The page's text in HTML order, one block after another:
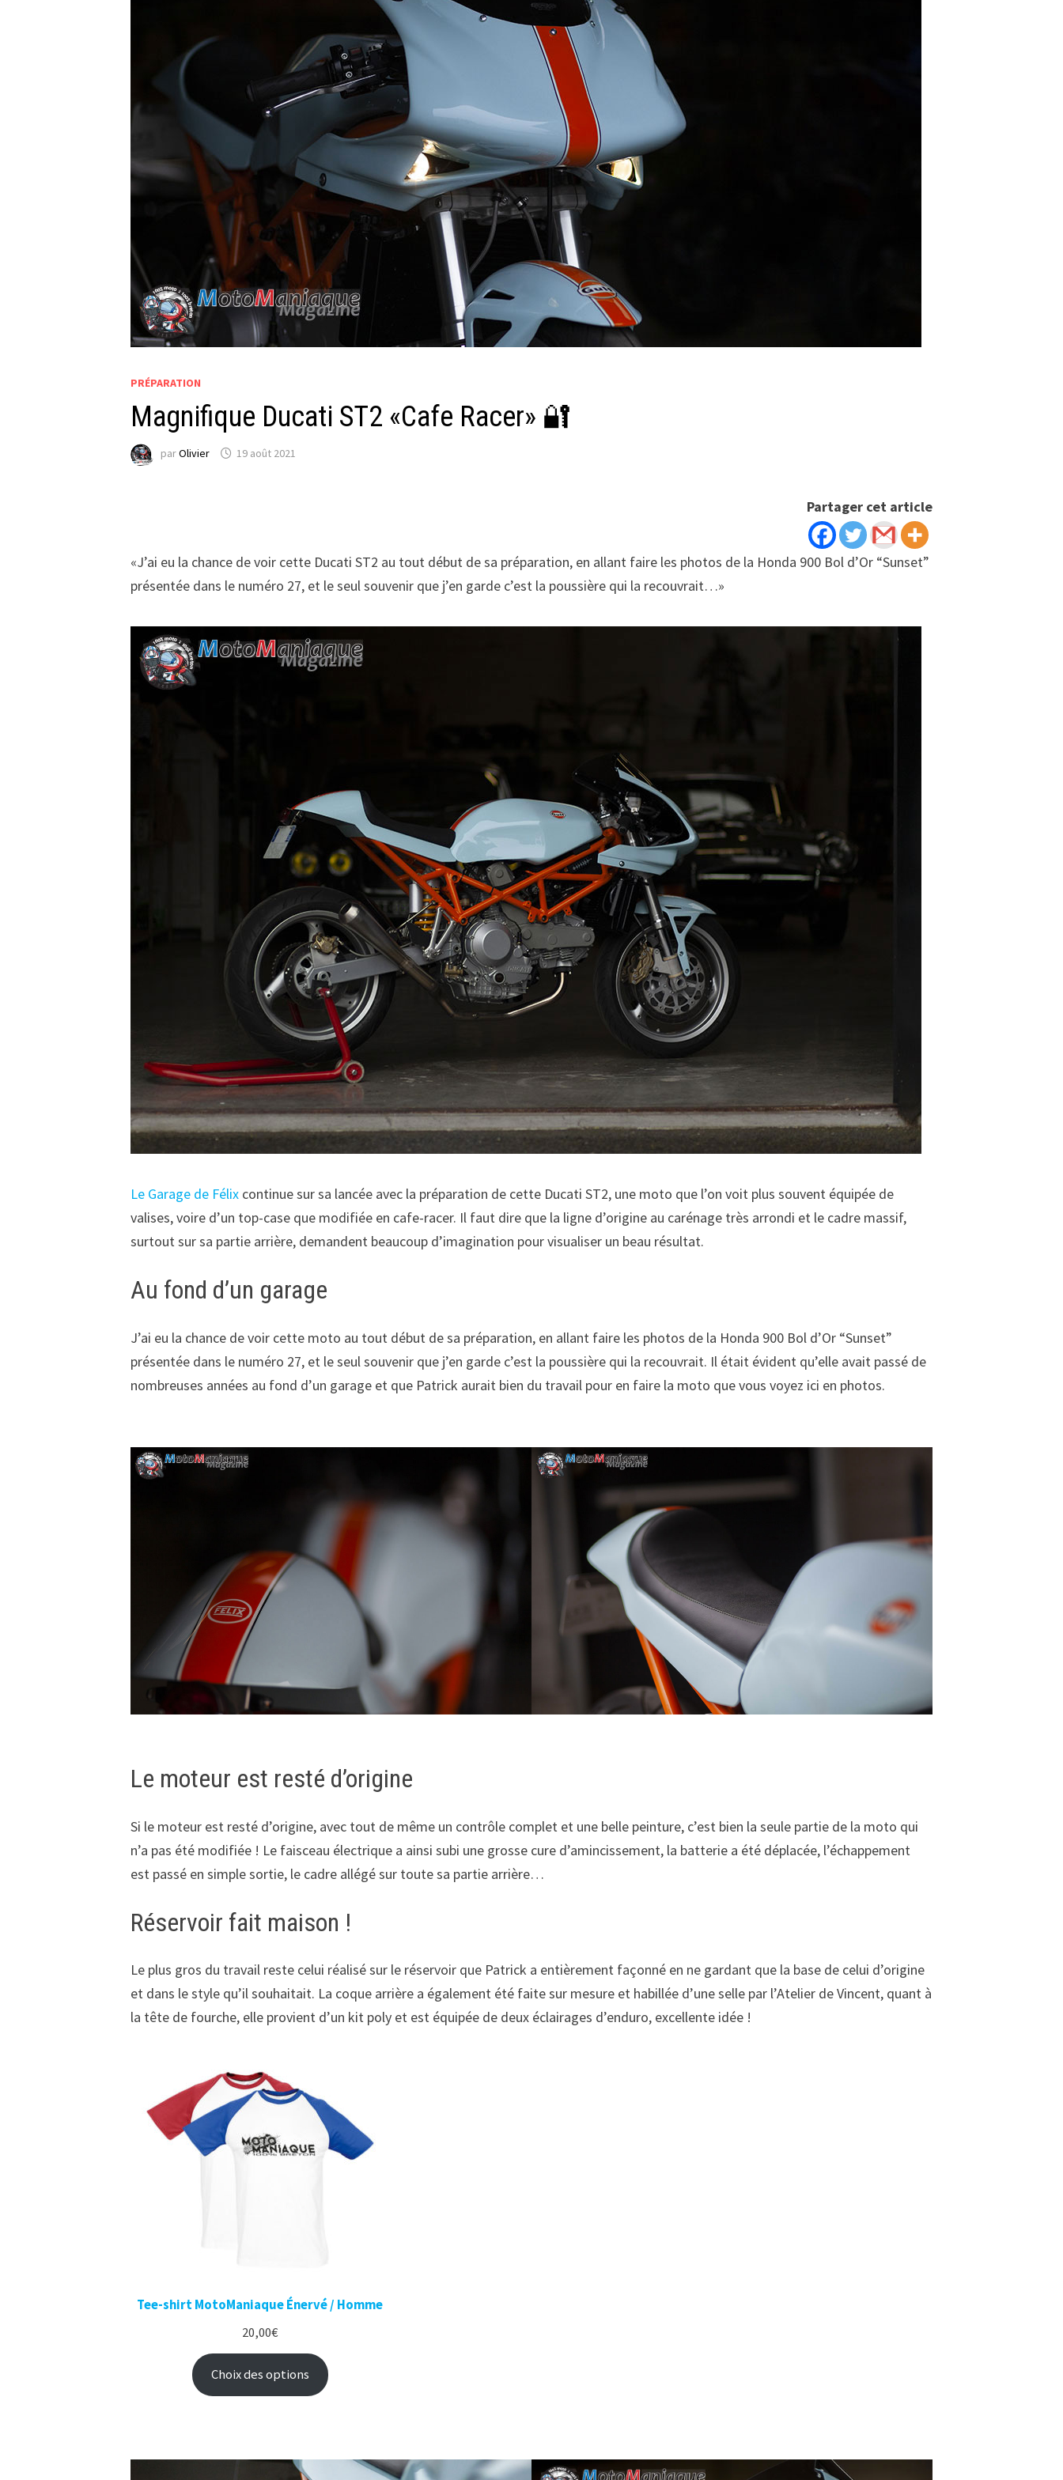
PRÉPARATION
Magnifique Ducati ST2 «Cafe Racer» 🔐
parOlivier 19 août 2021
Partager cet article
«J’ai eu la chance de voir cette Ducati ST2 au tout début de sa préparation, en allant faire les photos de la Honda 900 Bol d’Or “Sunset”
présentée dans le numéro 27, et le seul souvenir que j’en garde c’est la poussière qui la recouvrait…»
Le Garage de Félix continue sur sa lancée avec la préparation de cette Ducati ST2, une moto que l’on voit plus souvent équipée de
valises, voire d’un top-case que modifiée en cafe-racer. Il faut dire que la ligne d’origine au carénage très arrondi et le cadre massif,
surtout sur sa partie arrière, demandent beaucoup d’imagination pour visualiser un beau résultat.
Au fond d’un garage
J’ai eu la chance de voir cette moto au tout début de sa préparation, en allant faire les photos de la Honda 900 Bol d’Or “Sunset”
présentée dans le numéro 27, et le seul souvenir que j’en garde c’est la poussière qui la recouvrait. Il était évident qu’elle avait passé de
nombreuses années au fond d’un garage et que Patrick aurait bien du travail pour en faire la moto que vous voyez ici en photos.
Le moteur est resté d’origine
Si le moteur est resté d’origine, avec tout de même un contrôle complet et une belle peinture, c’est bien la seule partie de la moto qui
n’a pas été modifiée ! Le faisceau électrique a ainsi subi une grosse cure d’amincissement, la batterie a été déplacée, l’échappement
est passé en simple sortie, le cadre allégé sur toute sa partie arrière…
Réservoir fait maison !
Le plus gros du travail reste celui réalisé sur le réservoir que Patrick a entièrement façonné en ne gardant que la base de celui d’origine
et dans le style qu’il souhaitait. La coque arrière a également été faite sur mesure et habillée d’une selle par l’Atelier de Vincent, quant à
la tête de fourche, elle provient d’un kit poly et est équipée de deux éclairages d’enduro, excellente idée !
Tee-shirt MotoManiaque Énervé / Homme
20,00€
Choix des options